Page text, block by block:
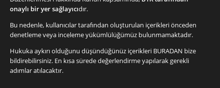
onaylı bir yer sağlayıcıdır.
Bu nedenle, kullanıcılar tarafından oluşturulan içerikleri önceden
denetleme veya inceleme yükümlülüğümüz bulunmamaktadır.
Hukuka aykırı olduğunu düşündüğünüz içerikleri BURADAN bize
bildirebilirsiniz. En kısa sürede değerlendirme yapılarak gerekli
adımlar atılacaktır.